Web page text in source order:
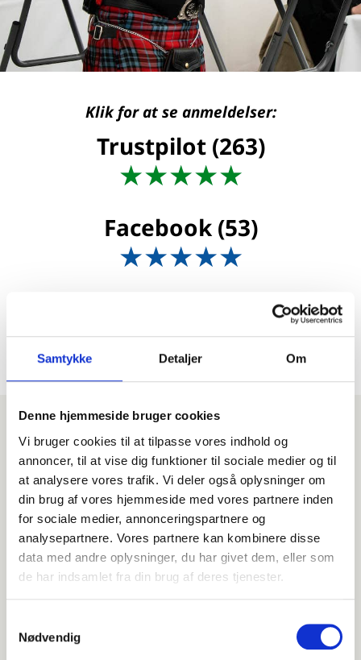
Samtykke Detaljer Om
Denne hjemmeside bruger cookies
Vi bruger cookies til at tilpasse vores indhold og
annoncer, til at vise dig funktioner til sociale medier og til
at analysere vores trafik. Vi deler også oplysninger om
din brug af vores hjemmeside med vores partnere inden
for sociale medier, annonceringspartnere og
analysepartnere. Vores partnere kan kombinere disse
data med andre oplysninger, du har givet dem, eller som
de har indsamlet fra din brug af deres tjenester.
Nødvendig
Klik for at se anmeldelser:
Trustpilot (263)
★★★★★
Facebook (53)
★★★★★
★★★★★
SEND EN FORESPØRGSEL I DAG
Få et tilbud på showet